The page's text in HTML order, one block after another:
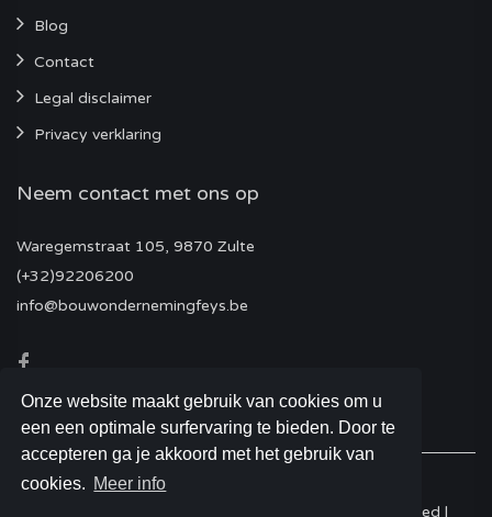
Onze website maakt gebruik van cookies om u
een een optimale surfervaring te bieden. Door te
accepteren ga je akkoord met het gebruik van
cookies. Meer info
Blog
Contact
Legal disclaimer
Privacy verklaring
Neem contact met ons op
Waregemstraat 105, 9870 Zulte
(+32)92206200
info@bouwondernemingfeys.be
© 2026 Bouwonderneming Feys - All Rights Reserved |